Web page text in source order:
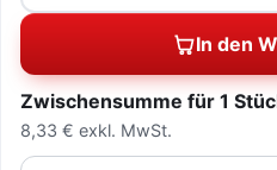
In den
Zwischensumme für 1
8,33 € exkl. MwSt.